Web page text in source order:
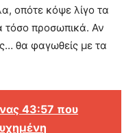
οπότε κόψε λίγο τα
τόσο προσωπικά. Αν
θα φαγωθείς με τα
43:57 που